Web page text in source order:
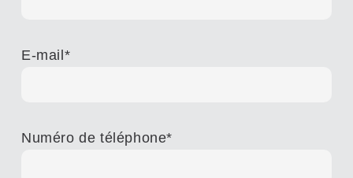
E-mail*
Numéro de téléphone*